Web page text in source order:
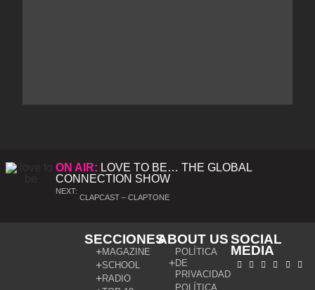
ON AIR: LOVE TO BE… THE GLOBAL
CONNECTION SHOW
NEXT:
CLAPCAST – CLAPTONE
SECCIONES
MAGAZINE
SCHOOL
RADIO
ABOUT US
POLÍTICA
DE
PRIVACIDAD
POLÍTICA
SOCIAL
MEDIA